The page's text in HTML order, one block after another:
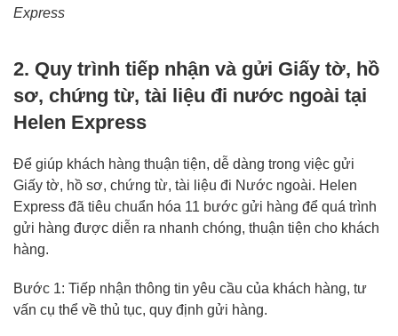
Express
2. Quy trình tiếp nhận và gửi Giấy tờ, hồ
sơ, chứng từ, tài liệu đi nước ngoài tại
Helen Express
Để giúp khách hàng thuận tiện, dễ dàng trong việc gửi
Giấy tờ, hồ sơ, chứng từ, tài liệu đi Nước ngoài. Helen
Express đã tiêu chuẩn hóa 11 bước gửi hàng để quá trình
gửi hàng được diễn ra nhanh chóng, thuận tiện cho khách
hàng.
Bước 1: Tiếp nhận thông tin yêu cầu của khách hàng, tư
vấn cụ thể về thủ tục, quy định gửi hàng.